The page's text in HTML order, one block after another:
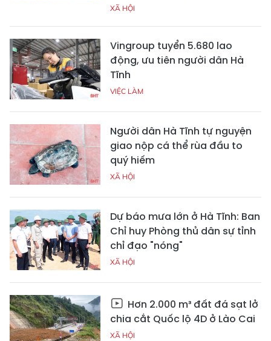
XÃ HỘI
Vingroup tuyển 5.680 lao
động, ưu tiên người dân Hà
Tĩnh
VIỆC LÀM
Người dân Hà Tĩnh tự nguyện
giao nộp cá thể rùa đầu to
quý hiếm
XÃ HỘI
Dự báo mưa lớn ở Hà Tĩnh: Ban
Chỉ huy Phòng thủ dân sự tỉnh
chỉ đạo "nóng"
XÃ HỘI
Hơn 2.000 m³ đất đá sạt lở
chia cắt Quốc lộ 4D ở Lào Cai
XÃ HỘI